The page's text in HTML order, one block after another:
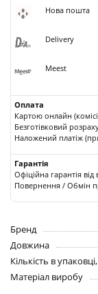
Нова пошта
Delivery
Meest
Оплата
Картою онлайн
Безготівковий
Наложений платіж
Гарантія
Офіційна гарантія
Повернення / Обмін
Бренд
Довжина
Кількість в
Матеріал виробу